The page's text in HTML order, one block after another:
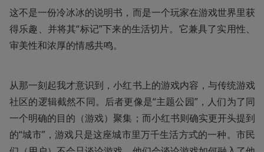
这不是一份冷冰冰的说明书，而是一个玩家在游戏世界里获
得乐趣、并将其“标记”下来的生活切片。它兼具了实用性、
审美性和浓厚的情感共鸣。
从那一刻起我才意识到，小红书上的游戏内容，与传统游戏
社区的逻辑截然不同。后者更像是“主题公园”，人们为了同
一个明确的目的（游戏）聚集；而小红书则确实更开头提到
的“城市”，游戏只是这座城市里万千生活方式的一种。市民